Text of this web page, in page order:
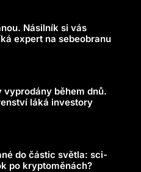
Násilník si vás
expert na sebeobranu
vyprodány během dnů.
láká investory
do částic světla: sci-
po kryptoměnách?